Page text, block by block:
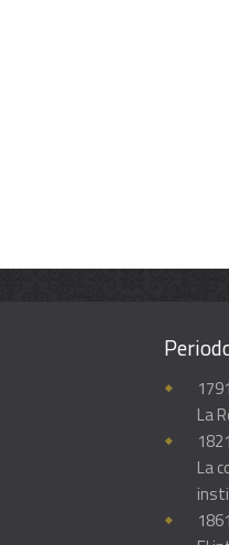
Enciclopedia
La
La